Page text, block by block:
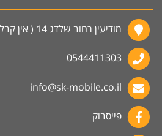
מודיעין רחוב שלדג 14 ( אין קבלת קהל )
0544411303
info@sk-mobile.co.il
פייסבוק